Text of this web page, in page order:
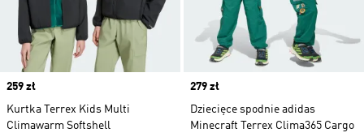
Price
259 zł
Kurtka Terrex Kids Multi
Climawarm Softshell
Price
279 zł
Dziecięce spodnie adidas
Minecraft Terrex Clima365 Cargo